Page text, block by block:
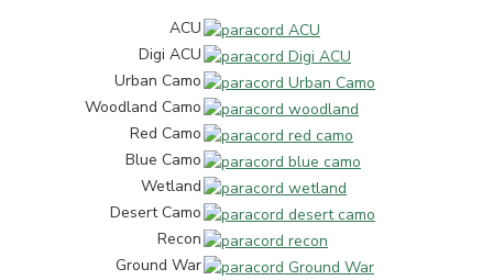
ACU
Digi ACU
Urban Camo
Woodland Camo
Red Camo
Blue Camo
Wetland
Desert Camo
Recon
Ground War